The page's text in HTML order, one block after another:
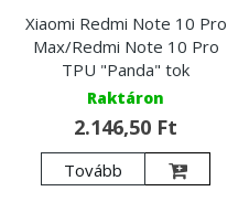
Xiaomi Redmi Note 10 Pro
Max/Redmi Note 10 Pro
TPU "Panda" tok
Raktáron
2.146,50 Ft
Tovább